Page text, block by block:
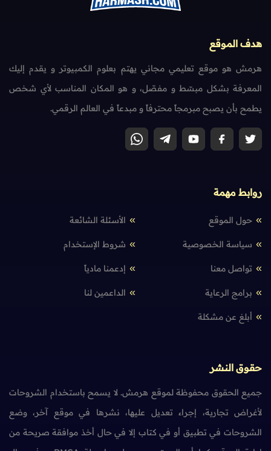
هدف الموقع
هرمش هو موقع تعليمي مجاني يهتم بعلوم الكمبيوتر و يقدم إليك
المعرفة بشكل مبسّط و مفصّل، و هو المكان المناسب لأي شخص
يطمح بأن يصبح مبرمجاً محترفاً و مبدعاً في العالم الرقمي.
روابط مهمة
حول الموقع الأسئلة الشائعة
سياسة الخصوصية شروط الإستخدام
تواصل معنا إدعمنا مادياً
برامج الرعاية الداعمين لنا
أبلغ عن مشكلة
حقوق النشر
جميع الحقوق محفوظة لموقع هرمش. لا يسمح باستخدام الشروحات
لأغراض تجارية، إجراء تعديل عليها، نشرها في موقع آخر، وضع
الشروحات في تطبيق أو في كتاب إلا في حال أخذ موافقة صريحة من